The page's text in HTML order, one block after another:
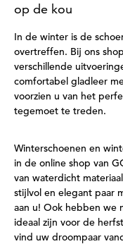
op de kou
In de winter is de
overtreffen. Bij ons
verschillende
comfortabel gladleer
voorzien u van het
tegemoet te treden.
Winterschoenen en
in de online shop van
van waterdicht
stijlvol en elegant paar
aan u! Ook hebben we
ideaal zijn voor de
vind uw droompaar